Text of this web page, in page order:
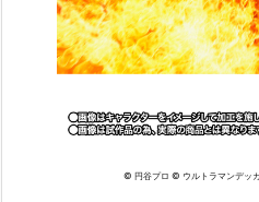
© 円谷プロ © ウルトラマンデッ